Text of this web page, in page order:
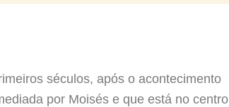
séculos, após o acontecimento
por Moisés e que está no centro